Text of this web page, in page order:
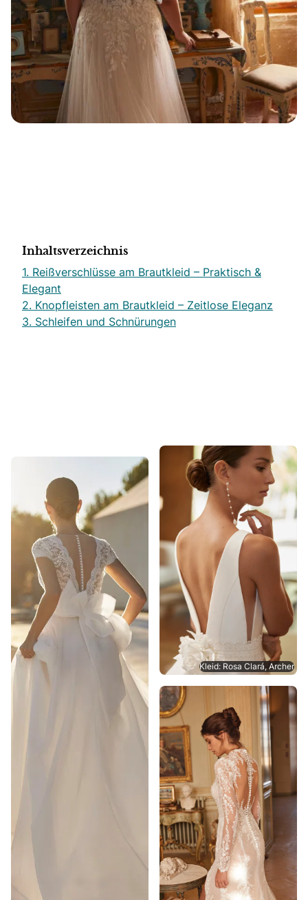
Inhaltsverzeichnis
1. Reißverschlüsse am Brautkleid – Praktisch &
Elegant
2. Knopfleisten am Brautkleid – Zeitlose Eleganz
3. Schleifen und Schnürungen
Kleid: Rosa Clará, Archer